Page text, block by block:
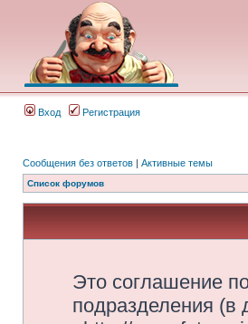
Вход Регистрация
Сообщения без ответов | Активные темы
Список форумов
Это соглашение
подразделения